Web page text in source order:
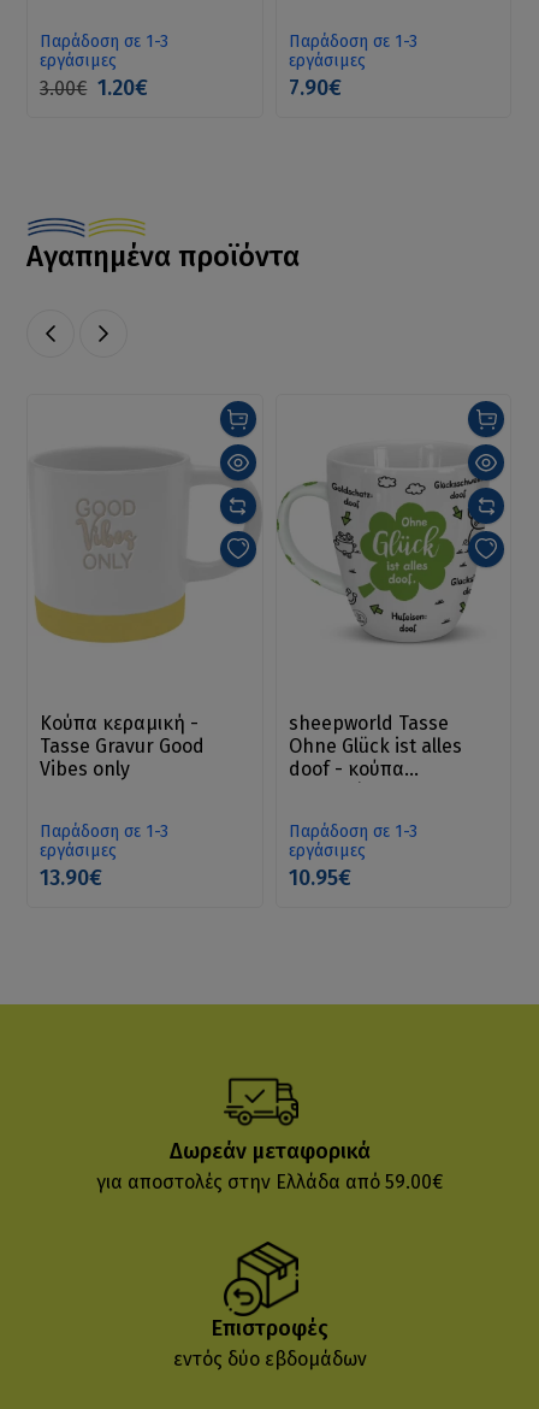
Παράδοση σε 1-3
εργάσιμες
3.00€ 1.20€
Παράδοση σε 1-3
εργάσιμες
7.90€
Αγαπημένα προϊόντα
Κούπα κεραμική -
Tasse Gravur Good
Vibes only
Παράδοση σε 1-3
εργάσιμες
13.90€
sheepworld Tasse
Ohne Glück ist alles
doof - κούπα
Παράδοση σε 1-3
εργάσιμες
10.95€
Δωρεάν μεταφορικά
για αποστολές στην Ελλάδα από 59.00€
Επιστροφές
εντός δύο εβδομάδων